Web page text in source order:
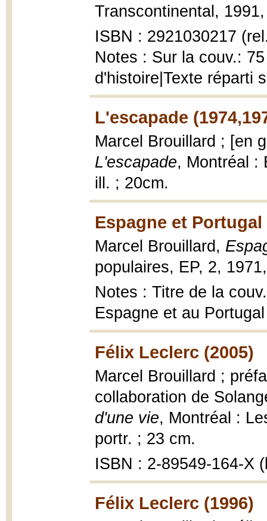
Transcontinental,
ISBN : 2921030217
Notes : Sur la couv.:
d'histoire|Texte réparti
L'escapade
Marcel Brouillard ; [en
L'escapade, Montréal :
ill. ; 20cm.
Espagne et Portugal
Marcel Brouillard,
populaires, EP, 2,
Notes : Titre de la
Espagne et au Portugal
Félix Leclerc (2005)
Marcel Brouillard ;
collaboration de
d'une vie, Montréal :
portr. ; 23 cm.
ISBN : 2-89549-164-X
Félix Leclerc (1996)